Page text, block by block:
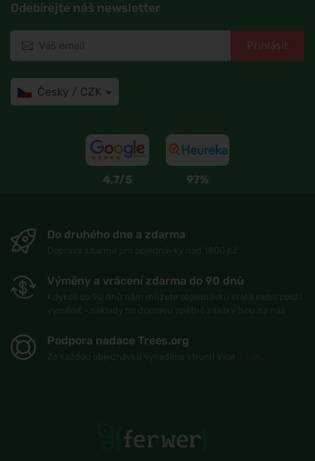
Odebírejte náš newsletter
Přihlásit
Česky / CZK
4,7/5 97%
Do druhého dne a zdarma
Výměny a vrácení zdarma do 90 dnů
Podpora nadace Trees.org